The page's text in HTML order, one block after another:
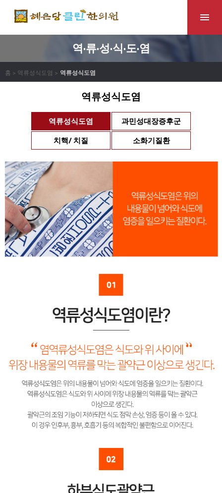
역·류·성·식·도·염
홈 > 역류성식도염 > 역류성식도염
역류성식도염
역류성식도염
과민성대장증후군
치핵/ 치질
소화기질환